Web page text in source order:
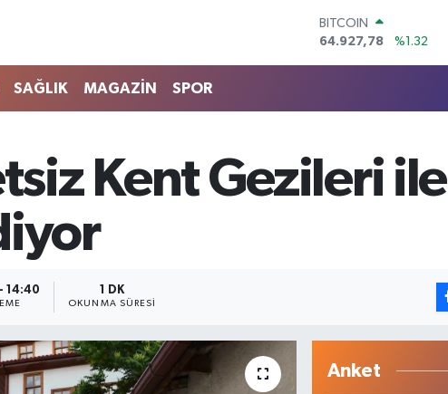
47,5894
EURO
6527.85
%0.54
BİST100
13.703
%11
SAĞLIK MAGAZİN SPOR
Kent Gezileri ile
14:40 1 DK
OKUNMA SÜRESI
Anket